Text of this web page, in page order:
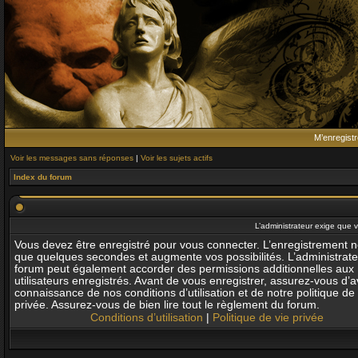
Voir les messages sans réponses | Voir les sujets actifs
Index du forum
L’administrateur exige que
Vous devez être enregistré pour vous connecter. L’enregistrement
que quelques secondes et augmente vos possibilités.
forum peut également accorder des permissions additionnelles aux
utilisateurs enregistrés. Avant de vous enregistrer, assurez-vous
connaissance de nos conditions d’utilisation et de notre politique de
privée. Assurez-vous de bien lire tout le règlement du forum.
Conditions d’utilisation
Politique de vie privée